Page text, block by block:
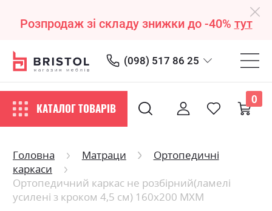
Розпродаж зі складу знижки до -40% тут
(098) 517 86 25
КАТАЛОГ ТОВАРІВ
0
Головна Матраци
Ортопедичні
каркаси
Ортопедичний каркас не розбірний(ламелі
усилені з кроком 4,5 см) 160х200 МХМ